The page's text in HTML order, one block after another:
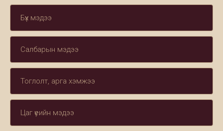
Бүх мэдээ
Салбарын мэдээ
Тоглолт, арга хэмжээ
Цаг үеийн мэдээ